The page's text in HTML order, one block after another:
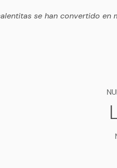
se han convertido en